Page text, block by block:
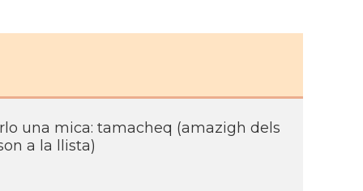
una mica: tamacheq (amazigh dels
a la llista)